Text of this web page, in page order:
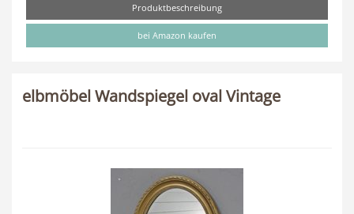
Produktbeschreibung
bei Amazon kaufen
elbmöbel Wandspiegel oval Vintage